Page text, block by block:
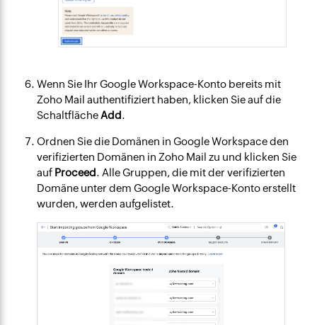
Wenn Sie Ihr Google Workspace-Konto bereits mit
Zoho Mail authentifiziert haben, klicken Sie auf die
SchaltflächeAdd.
Ordnen Sie die Domänen in Google Workspace den
verifizierten Domänen in Zoho Mail zu und klicken Sie
auf Proceed. Alle Gruppen, die mit der verifizierten
Domäne unter dem Google Workspace-Konto erstellt
wurden, werden aufgelistet.